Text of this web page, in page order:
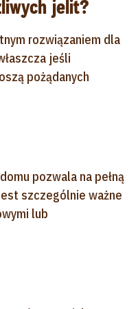
jelit?
rozwiązaniem dla
jeśli
pożądanych
pozwala na pełną
szczególnie ważne
lub